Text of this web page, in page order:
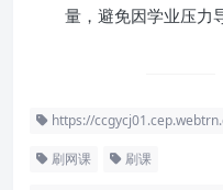
量，避免因学业压力
https://
刷网课 刷课